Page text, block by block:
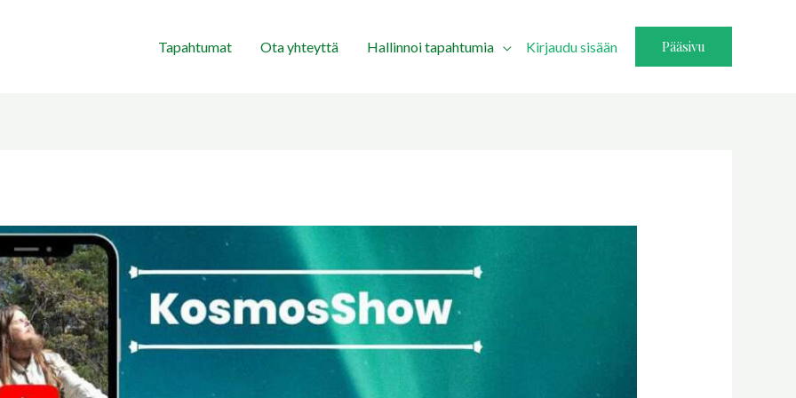
Tapahtumat
Ota yhteyttä Hallinnoi tapahtumia Kirjaudu sisään Pääsivu